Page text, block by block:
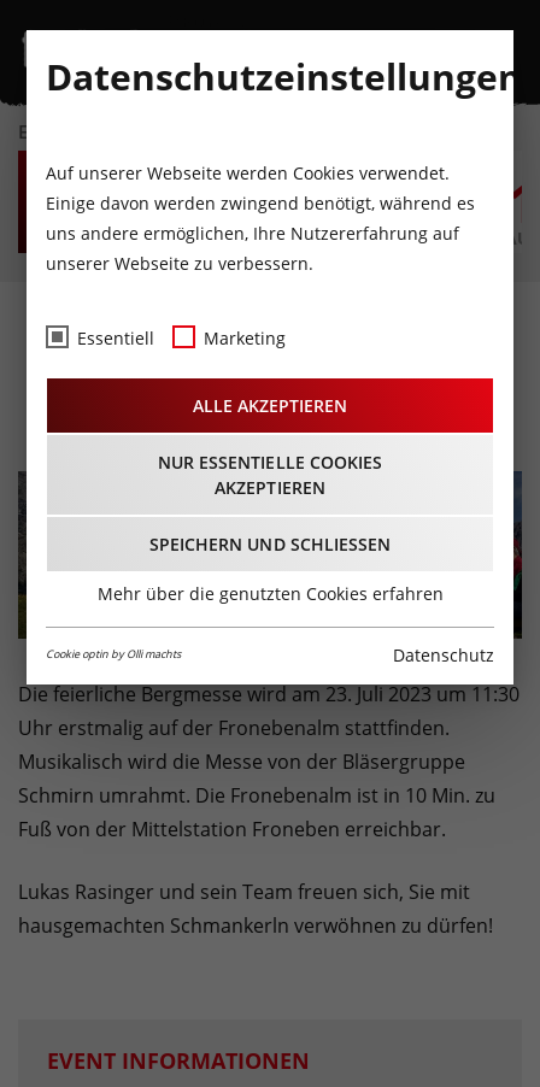
EVENTKALENDER
MO
10
AUGUST
DI
11
AUGUST
MI
12
AUGUST
DO
13
AUGUST
FR
14
AUGUST
Bergmesse auf der
Fronebenalm
23.07.2023 - Beginn 11:30 Uhr
Die feierliche Bergmesse wird am 23. Juli 2023 um 11:30
Uhr erstmalig auf der Fronebenalm stattfinden.
Musikalisch wird die Messe von der Bläsergruppe
Schmirn umrahmt. Die Fronebenalm ist in 10 Min. zu
Fuß von der Mittelstation Froneben erreichbar.
Lukas Rasinger und sein Team freuen sich, Sie mit
hausgemachten Schmankerln verwöhnen zu dürfen!
EVENT INFORMATIONEN
Datenschutzeinstellungen
Auf unserer Webseite werden Cookies verwendet.
Einige davon werden zwingend benötigt, während es
uns andere ermöglichen, Ihre Nutzererfahrung auf
unserer Webseite zu verbessern.
Essentiell Marketing
ALLE AKZEPTIEREN
NUR ESSENTIELLE COOKIES
AKZEPTIEREN
SPEICHERN UND SCHLIESSEN
Mehr über die genutzten Cookies erfahren
Cookie optin by Olli machts Datenschutz